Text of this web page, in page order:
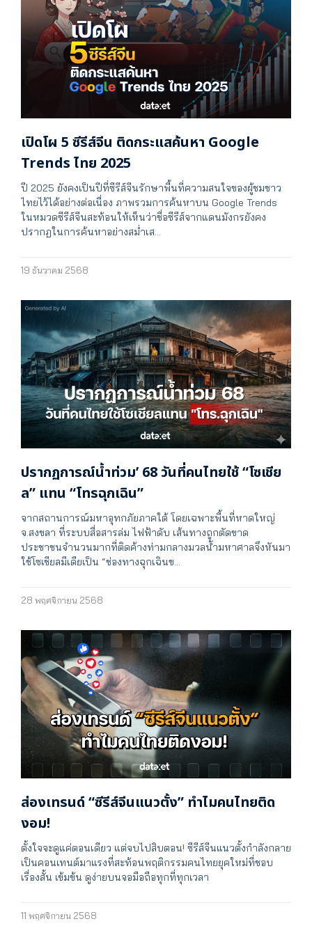
เปิดโผ 5 ซีรีส์จีน ติดกระแสค้นหา Google
Trends ไทย 2025
ปี 2025 ยังคงเป็นปีที่ซีรีส์จีนรักษาพื้นที่ความสนใจของผู้ชมชาว
ไทยไว้ได้อย่างต่อเนื่อง ภาพรวมการค้นหาบน Google Trends
ในหมวดซีรีส์จีนสะท้อนให้เห็นว่าชื่อซีรีส์จากแดนมังกรยังคง
ปรากฏในการค้นหาอย่างสม่ำเส…
19 ธันวาคม 2568
ปรากฏการณ์น้ำท่วม’ 68 วันที่คนไทยใช้ “โซเชีย
ล” แทน “โทรฉุกเฉิน”
จากสถานการณ์มหาอุทกภัยภาคใต้ โดยเฉพาะพื้นที่หาดใหญ่
จ.สงขลา ที่ระบบสื่อสารล่ม ไฟฟ้าดับ เส้นทางถูกตัดขาด
ประชาชนจำนวนมากที่ติดค้างท่ามกลางมวลน้ำมหาศาลจึงหันมา
ใช้โซเชียลมีเดียเป็น “ช่องทางฉุกเฉินข…
28 พฤศจิกายน 2568
ส่องเทรนด์ “ซีรีส์จีนแนวตั้ง” ทำไมคนไทยติด
งอม!
ตั้งใจจะดูแค่ตอนเดียว แต่จบไปสิบตอน! ซีรีส์จีนแนวตั้งกำลังกลาย
เป็นคอนเทนต์มาแรงที่สะท้อนพฤติกรรมคนไทยยุคใหม่ที่ชอบ
เรื่องสั้น เข้มข้น ดูง่ายบนจอมือถือทุกที่ทุกเวลา
11 พฤศจิกายน 2568